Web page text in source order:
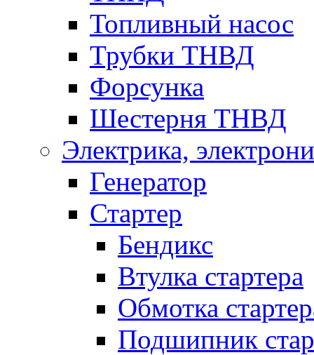
Топливный насос
Трубки ТНВД
Форсунка
Шестерня ТНВД
Электрика,
Генератор
Стартер
Бендикс
Втулка стартера
Обмотка
Подшипник